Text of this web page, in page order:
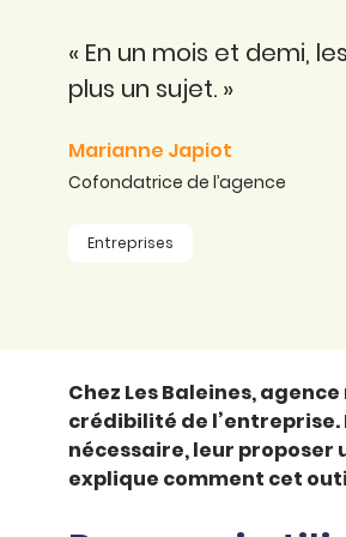
Évaluer le niveau de ses
salariés
salariés
Explorer la langue
Découvrir nos
Témoignages
« En un mois et demi,
plus un sujet. »
Marianne Japiot
Cofondatrice de l’agence
Entreprises
Chez Les Baleines,
crédibilité de
nécessaire, leur proposer
explique comment cet